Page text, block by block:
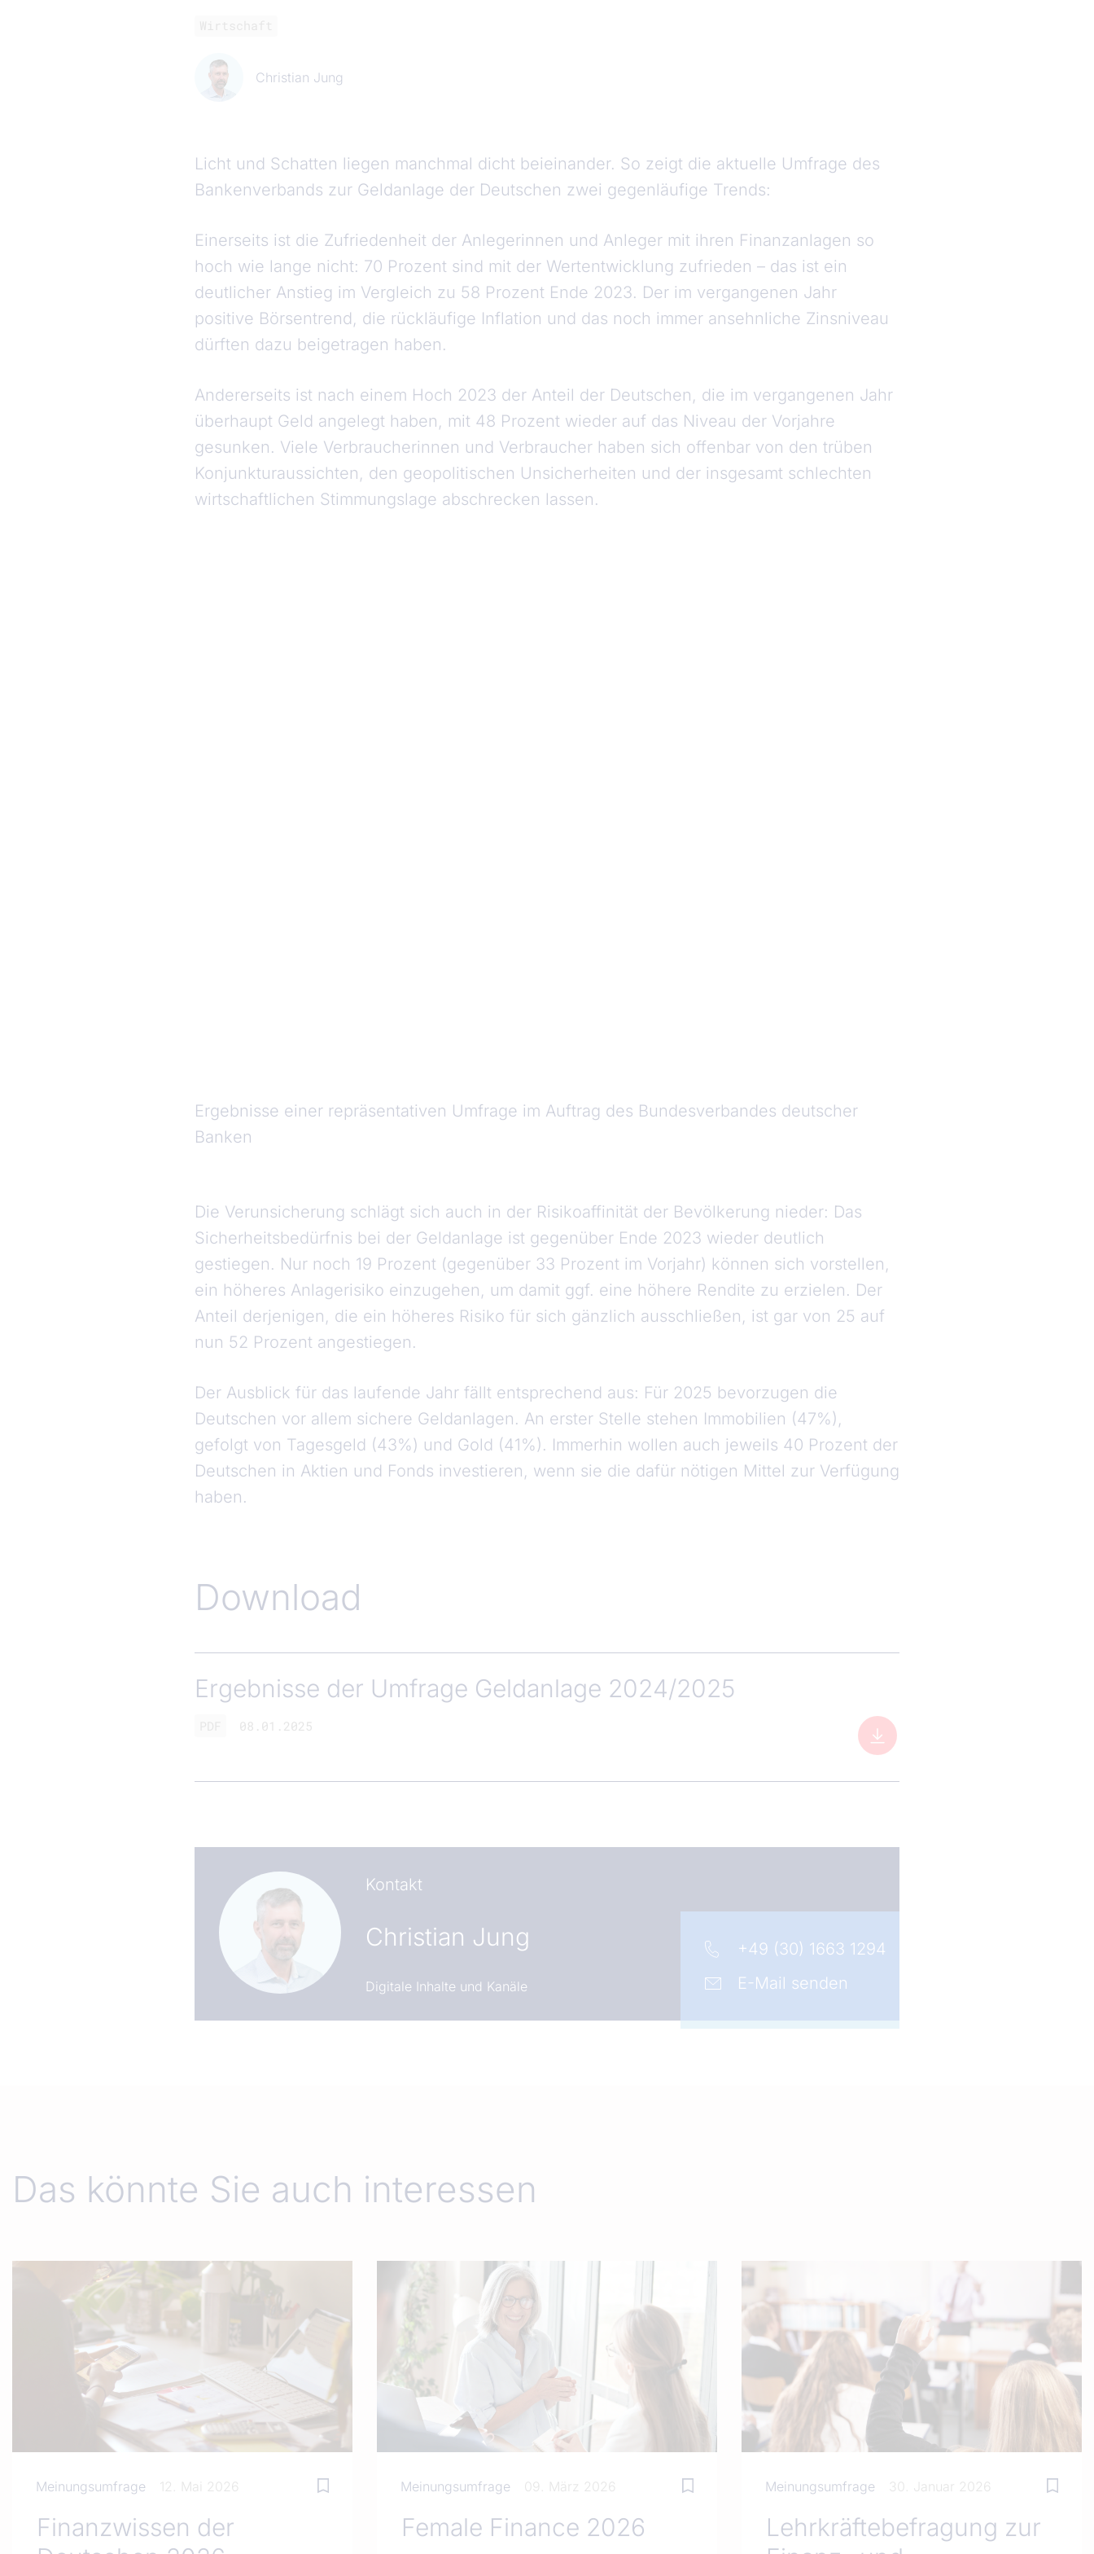
Christian Jung
Licht und Schatten liegen manchmal dicht beieinander. So zeigt die aktuelle Umfrage des
Bankenverbands zur Geldanlage der Deutschen zwei gegenläufige Trends:
Einerseits ist die Zufriedenheit der Anlegerinnen und Anleger mit ihren Finanzanlagen so
hoch wie lange nicht: 70 Prozent sind mit der Wertentwicklung zufrieden – das ist ein
deutlicher Anstieg im Vergleich zu 58 Prozent Ende 2023. Der im vergangenen Jahr
positive Börsentrend, die rückläufige Inflation und das noch immer ansehnliche Zinsniveau
dürften dazu beigetragen haben.
Andererseits ist nach einem Hoch 2023 der Anteil der Deutschen, die im vergangenen Jahr
überhaupt Geld angelegt haben, mit 48 Prozent wieder auf das Niveau der Vorjahre
gesunken. Viele Verbraucherinnen und Verbraucher haben sich offenbar von den trüben
Konjunkturaussichten, den geopolitischen Unsicherheiten und der insgesamt schlechten
wirtschaftlichen Stimmungslage abschrecken lassen.
Ergebnisse einer repräsentativen Umfrage im Auftrag des Bundesverbandes deutscher
Banken
Die Verunsicherung schlägt sich auch in der Risikoaffinität der Bevölkerung nieder: Das
Sicherheitsbedürfnis bei der Geldanlage ist gegenüber Ende 2023 wieder deutlich
gestiegen. Nur noch 19 Prozent (gegenüber 33 Prozent im Vorjahr) können sich vorstellen,
ein höheres Anlagerisiko einzugehen, um damit ggf. eine höhere Rendite zu erzielen. Der
Anteil derjenigen, die ein höheres Risiko für sich gänzlich ausschließen, ist gar von 25 auf
nun 52 Prozent angestiegen.
Der Ausblick für das laufende Jahr fällt entsprechend aus: Für 2025 bevorzugen die
Deutschen vor allem sichere Geldanlagen. An erster Stelle stehen Immobilien (47%),
gefolgt von Tagesgeld (43%) und Gold (41%). Immerhin wollen auch jeweils 40 Prozent der
Deutschen in Aktien und Fonds investieren, wenn sie die dafür nötigen Mittel zur Verfügung
haben.
Download
Ergebnisse der Umfrage Geldanlage 2024/2025
08.01.2025
Kontakt
Christian Jung
Digitale Inhalte und Kanäle
+49 (30) 1663 1294
E-Mail senden
Das könnte Sie auch interessen
Meinungsumfrage 12. Mai 2026
Finanzwissen der
Meinungsumfrage 09. März 2026
Female Finance 2026
Meinungsumfrage 30. Januar 2026
Lehrkräftebefragung zur